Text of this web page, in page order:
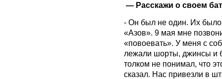
— Расскажи о своем
- Он был не один. Их
«Азов». 9 мая мне
«повоевать». У меня с
лежали шорты, джинсы и
толком не понимал, что
сказал. Нас привезли в